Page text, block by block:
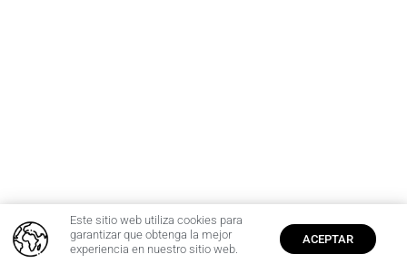
Inicio Cuenta Producto
Este sitio web utiliza cookies para
garantizar que obtenga la mejor
experiencia en nuestro sitio web.
ACEPTAR